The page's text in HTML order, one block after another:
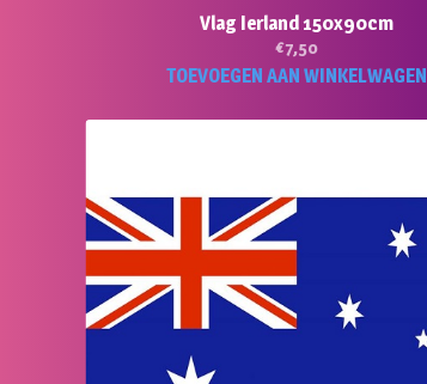
Vlag Ierland 150x90cm
€7,50
TOEVOEGEN AAN WINKELWAGEN